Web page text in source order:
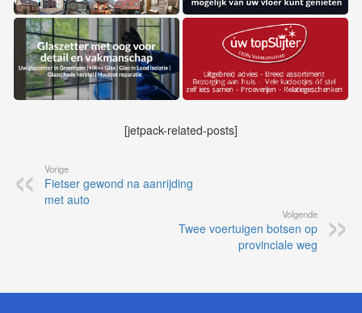
[jetpack-related-posts]
Vorige
Fietser gewond na aanrijding
met auto
Volgende
Twee voertuigen botsen op
provinciale weg